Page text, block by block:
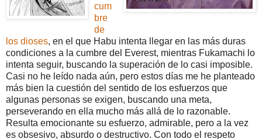
cum
bre
de
los dioses, en el que Habu intenta llegar en las más duras
condiciones a la cumbre del Everest, mientras Fukamachi lo
intenta seguir, buscando la superación de lo casi imposible.
Casi no he leído nada aún, pero estos días me he planteado
más bien la cuestión del sentido de los esfuerzos que
algunas personas se exigen, buscando una meta,
perseverando en ella mucho más allá de lo razonable.
Resulta emocionante su esfuerzo, admirable, pero a la vez
es obsesivo, absurdo o destructivo. Con todo el respeto